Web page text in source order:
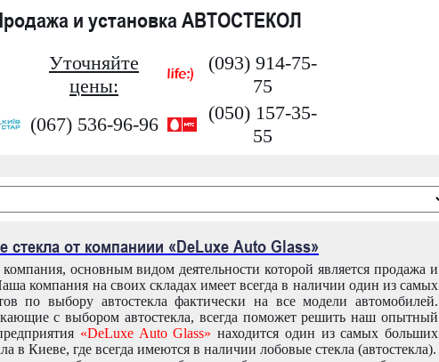
и установка АВТОСТЕКОЛ
Уточняйте
цены:
(093) 914-75-
75
(067) 536-96-96
(050) 157-35-
55
от компаниии «DeLuxe Auto Glass»
основным видом деятельности которой является продажа и
компания на своих складах имеет всегда в наличии один из самых
по выбору автостекла фактически на все модели автомобилей.
с выбором автостекла, всегда поможет решить наш опытный
«DeLuxe Auto Glass» находится один из самых больших
в Киеве, где всегда имеются в наличии лобовые стекла (автостекла).